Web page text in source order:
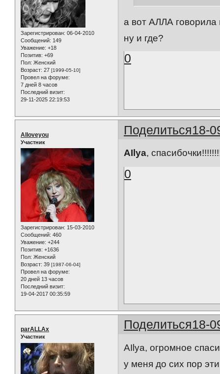
Зарегистрирован: 06-04-2010
Сообщений: 149
Уважение: +18
Позитив: +69
Пол: Женский
Возраст: 27 [1999-05-10]
Провел на форуме:
7 дней 8 часов
Последний визит:
29-11-2025 22:19:53
а вот АЛЛА говорила
ну и где?
0
Поделиться18-
Alloveyou
Участник
Зарегистрирован: 15-03-2010
Сообщений: 460
Уважение: +244
Позитив: +1636
Пол: Женский
Возраст: 39 [1987-06-04]
Провел на форуме:
20 дней 13 часов
Последний визит:
19-04-2017 00:35:59
AIlya,
0
Поделиться18-
parALLAx
Участник
AIlya, огромное
у меня до сих пор